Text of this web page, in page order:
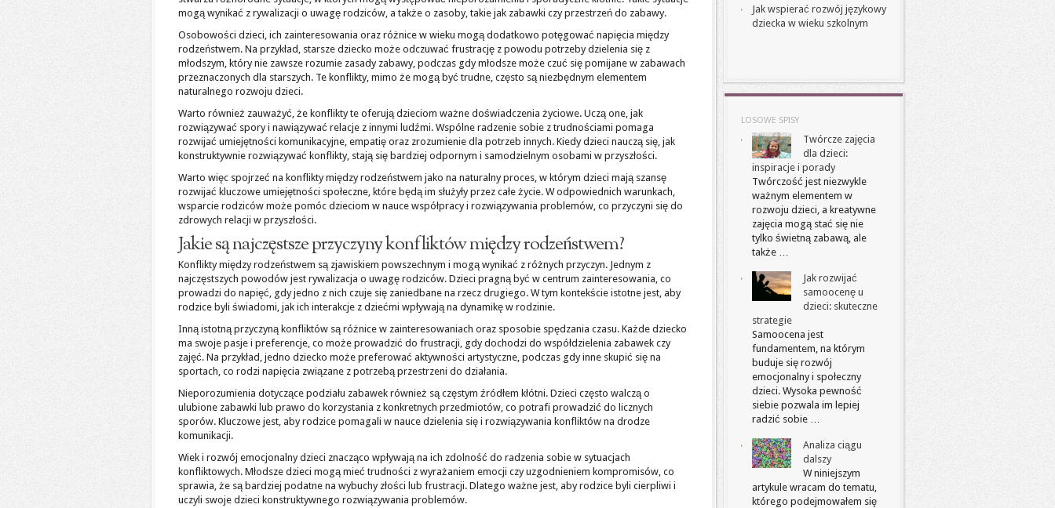
mogą wynikać z rywalizacji o uwagę rodziców, a także o zasoby, takie jak zabawki czy przestrzeń do zabawy.
Osobowości dzieci, ich zainteresowania oraz różnice w wieku mogą dodatkowo potęgować napięcia między
rodzeństwem. Na przykład, starsze dziecko może odczuwać frustrację z powodu potrzeby dzielenia się z
młodszym, który nie zawsze rozumie zasady zabawy, podczas gdy młodsze może czuć się pomijane w zabawach
przeznaczonych dla starszych. Te konflikty, mimo że mogą być trudne, często są niezbędnym elementem
naturalnego rozwoju dzieci.
Warto również zauważyć, że konflikty te oferują dzieciom ważne doświadczenia życiowe. Uczą one, jak
rozwiązywać spory i nawiązywać relacje z innymi ludźmi. Wspólne radzenie sobie z trudnościami pomaga
rozwijać umiejętności komunikacyjne, empatię oraz zrozumienie dla potrzeb innych. Kiedy dzieci nauczą się, jak
konstruktywnie rozwiązywać konflikty, stają się bardziej odpornym i samodzielnym osobami w przyszłości.
Warto więc spojrzeć na konflikty między rodzeństwem jako na naturalny proces, w którym dzieci mają szansę
rozwijać kluczowe umiejętności społeczne, które będą im służyły przez całe życie. W odpowiednich warunkach,
wsparcie rodziców może pomóc dzieciom w nauce współpracy i rozwiązywania problemów, co przyczyni się do
zdrowych relacji w przyszłości.
Jakie są najczęstsze przyczyny konfliktów między rodzeństwem?
Konflikty między rodzeństwem są zjawiskiem powszechnym i mogą wynikać z różnych przyczyn. Jednym z
najczęstszych powodów jest rywalizacja o uwagę rodziców. Dzieci pragną być w centrum zainteresowania, co
prowadzi do napięć, gdy jedno z nich czuje się zaniedbane na rzecz drugiego. W tym kontekście istotne jest, aby
rodzice byli świadomi, jak ich interakcje z dziećmi wpływają na dynamikę w rodzinie.
Inną istotną przyczyną konfliktów są różnice w zainteresowaniach oraz sposobie spędzania czasu. Każde dziecko
ma swoje pasje i preferencje, co może prowadzić do frustracji, gdy dochodzi do współdzielenia zabawek czy
zajęć. Na przykład, jedno dziecko może preferować aktywności artystyczne, podczas gdy inne skupić się na
sportach, co rodzi napięcia związane z potrzebą przestrzeni do działania.
Nieporozumienia dotyczące podziału zabawek również są częstym źródłem kłótni. Dzieci często walczą o
ulubione zabawki lub prawo do korzystania z konkretnych przedmiotów, co potrafi prowadzić do licznych
sporów. Kluczowe jest, aby rodzice pomagali w nauce dzielenia się i rozwiązywania konfliktów na drodze
komunikacji.
Wiek i rozwój emocjonalny dzieci znacząco wpływają na ich zdolność do radzenia sobie w sytuacjach
konfliktowych. Młodsze dzieci mogą mieć trudności z wyrażaniem emocji czy uzgodnieniem kompromisów, co
sprawia, że są bardziej podatne na wybuchy złości lub frustracji. Dlatego ważne jest, aby rodzice byli cierpliwi i
uczyli swoje dzieci konstruktywnego rozwiązywania problemów.
Jak wspierać rozwój językowy
dziecka w wieku szkolnym
LOSOWE SPISY
Twórcze zajęcia
dla dzieci:
inspiracje i porady
Twórczość jest niezwykle
ważnym elementem w
rozwoju dzieci, a kreatywne
zajęcia mogą stać się nie
tylko świetną zabawą, ale
także …
Jak rozwijać
samoocenę u
dzieci: skuteczne
strategie
Samoocena jest
fundamentem, na którym
buduje się rozwój
emocjonalny i społeczny
dzieci. Wysoka pewność
siebie pozwala im lepiej
radzić sobie …
Analiza ciągu
dalszy
W niniejszym
artykule wracam do tematu,
którego podejmowałem się